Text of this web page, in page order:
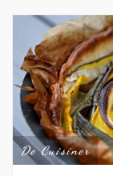
De Cuisiner